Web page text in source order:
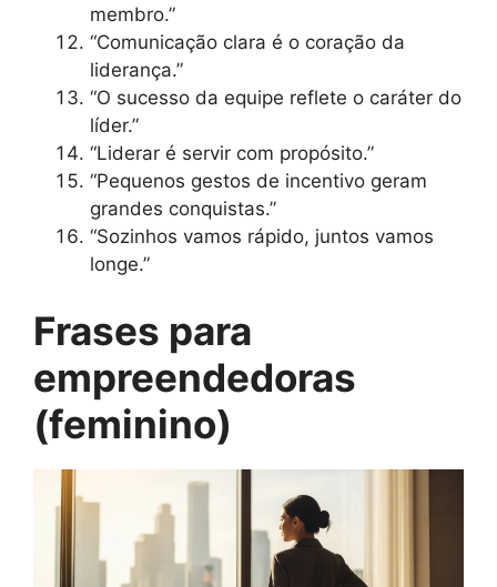
membro.”
“Comunicação clara é o coração da
liderança.”
“O sucesso da equipe reflete o caráter do
líder.”
“Liderar é servir com propósito.”
“Pequenos gestos de incentivo geram
grandes conquistas.”
“Sozinhos vamos rápido, juntos vamos
longe.”
Frases para
empreendedoras
(feminino)